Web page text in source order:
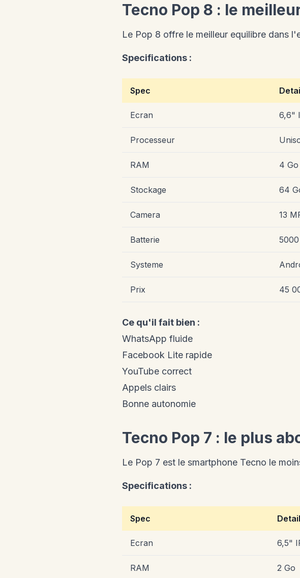
Tecno Pop 8 : le
Le Pop 8 offre le meilleur equilibre dans
Specifications :
Spec
Ecran 6,6"
Processeur
RAM 4
Stockage 64
Camera 13
Batterie
Systeme
Prix 45
Ce qu'il fait bien :
WhatsApp fluide
Facebook Lite rapide
YouTube correct
Appels clairs
Bonne autonomie
Tecno Pop 7 : le plus
Le Pop 7 est le smartphone Tecno le
Specifications :
Spec Detail
Ecran 6,5"
RAM 2 Go